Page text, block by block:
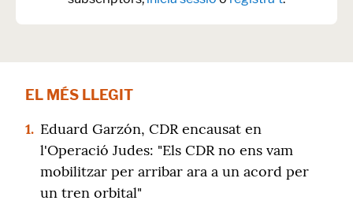
EL MÉS LLEGIT
1. Eduard Garzón, CDR encausat en
l'Operació Judes: "Els CDR no ens vam
mobilitzar per arribar ara a un acord per
un tren orbital"